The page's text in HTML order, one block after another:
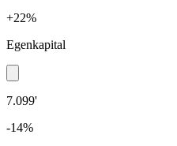
+22%
Egenkapital
7.099'
-14%